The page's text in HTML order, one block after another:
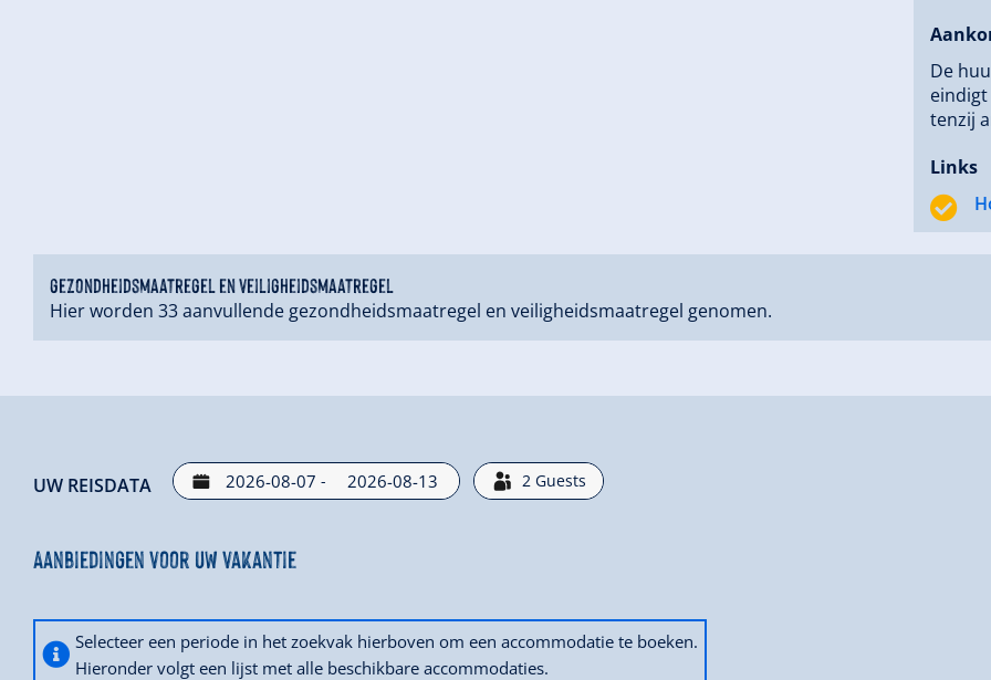
De
tenzij
Links
gezondheidsmaatregel en veiligheidsmaatregel
Hier worden 33 aanvullende gezondheidsmaatregel en veiligheidsmaatregel genomen.
UW REISDATA - 2 Guests
Aanbiedingen voor uw vakantie
Selecteer een periode in het zoekvak hierboven om een accommodatie te boeken.
Hieronder volgt een lijst met alle beschikbare accommodaties.